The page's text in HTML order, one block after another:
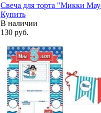
Свеча для торта "Микки
Купить
В наличии
130 руб.